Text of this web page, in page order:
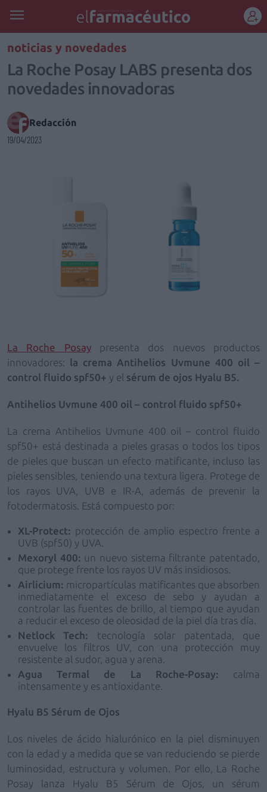
REGÍSTRATE
noticias y novedades
La Roche Posay LABS presenta dos
novedades innovadoras
Redacción
19/04/2023
La Roche Posaypresenta dos nuevos productos
innovadores: la crema Antihelios Uvmune 400 oil –
control fluido spf50+ y el sérum de ojos Hyalu B5.
Antihelios Uvmune 400 oil – control fluido spf50+
La crema Antihelios Uvmune 400 oil – control fluido
spf50+ está destinada a pieles grasas o todos los tipos
de pieles que buscan un efecto matificante, incluso las
pieles sensibles, teniendo una textura ligera. Protege de
los rayos UVA, UVB e IR-A, además de prevenir la
fotodermatosis. Está compuesto por:
XL-Protect: protección de amplio espectro frente a
UVB (spf50) y UVA.
Mexoryl 400: un nuevo sistema filtrante patentado,
que protege frente los rayos UV más insidiosos.
Airlicium: micropartículas matificantes que absorben
inmediatamente el exceso de sebo y ayudan a
controlar las fuentes de brillo, al tiempo que ayudan
a reducir el exceso de oleosidad de la piel día tras día.
Netlock Tech:
tecnología solar patentada, que
envuelve los filtros UV, con una protección muy
resistente al sudor, agua y arena.
Agua Termal de La Roche-Posay: calma
intensamente y es antioxidante.
Hyalu B5 Sérum de Ojos
Los niveles de ácido hialurónico en la piel disminuyen
con la edad y a medida que se van reduciendo se pierde
luminosidad, estructura y volumen. Por ello, La Roche
Posay lanza Hyalu B5 Sérum de Ojos, un sérum